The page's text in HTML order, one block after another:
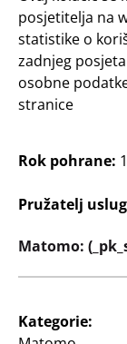
strani za
Kvaliteta
posjetitelja na
statistike o
zadnjeg
osobne
stranice
Rok pohrane:
Pružatelj
Matomo:
Kategorie: